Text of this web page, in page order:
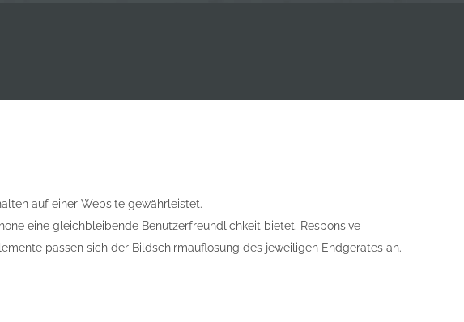
auf einer Website gewährleistet.
eine gleichbleibende Benutzerfreundlichkeit bietet. Responsive
passen sich der Bildschirmauflösung des jeweiligen Endgerätes an.